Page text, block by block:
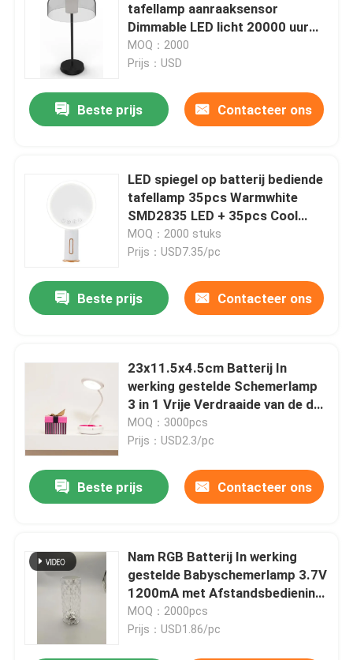
tafellamp aanraaksensor
Dimmable LED licht 20000 uur
levensduur
MOQ：2000
Prijs：USD
Beste prijs Contacteer ons
LED spiegel op batterij bediende
tafellamp 35pcs Warmwhite
SMD2835 LED + 35pcs Cool
White 2W DV 5V/0.4A
MOQ：2000 stuks
Prijs：USD7.35/pc
Beste prijs Contacteer ons
23x11.5x4.5cm Batterij In
werking gestelde Schemerlamp
3 in 1 Vrije Verdraaide van de de
Nacht Lichte Aanraking van de
Buisbaby Geopende de
MOQ：3000pcs
Prijs：USD2.3/pc
Beste prijs Contacteer ons
Nam RGB Batterij In werking
gestelde Babyschemerlamp 3.7V
1200mA met Afstandsbediening
toe
MOQ：2000pcs
Prijs：USD1.86/pc